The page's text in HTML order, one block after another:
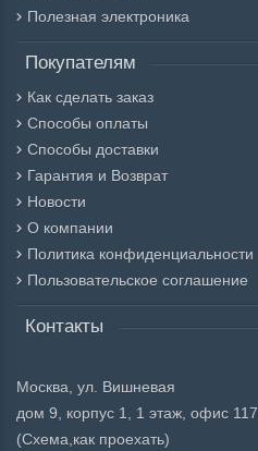
Полезная электроника
Покупателям
Как сделать заказ
Способы оплаты
Способы доставки
Гарантия и Возврат
Новости
О компании
Политика конфиденциальности
Пользовательское соглашение
Контакты
Москва, ул. Вишневая
дом 9, корпус 1, 1 этаж, офис 117
(Схема, как проехать)